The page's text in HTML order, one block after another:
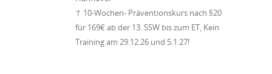
↑ 10-Wochen- Präventionskurs nach §20
für 169€ ab der 13. SSW bis zum ET, Kein
Training am 29.12.26 und 5.1.27!